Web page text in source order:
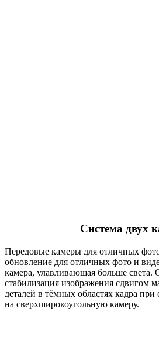
Система двух
Передовые камеры для отличных
обновление для отличных фото и
камера, улавливающая больше света.
стабилизация изображения сдвигом
деталей в тёмных областях кадра при
на сверхширокоугольную камеру.